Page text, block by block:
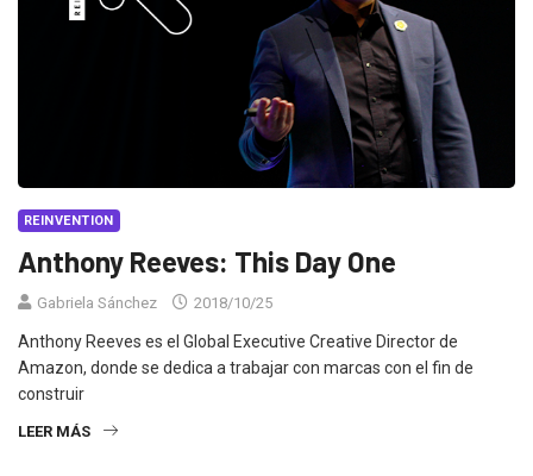
REINVENTION
Anthony Reeves: This Day One
Gabriela Sánchez 2018/10/25
Anthony Reeves es el Global Executive Creative Director de
Amazon, donde se dedica a trabajar con marcas con el fin de
construir
LEER MÁS